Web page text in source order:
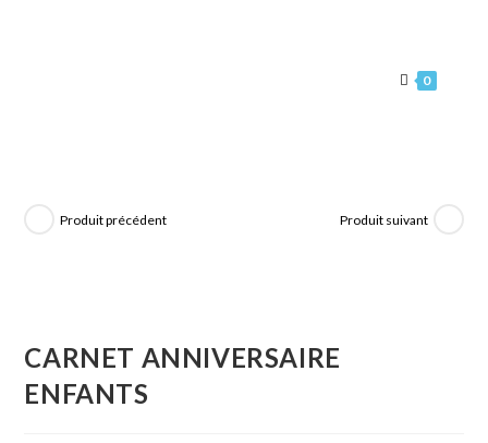
0
Produit précédent Produit suivant
CARNET ANNIVERSAIRE
ENFANTS